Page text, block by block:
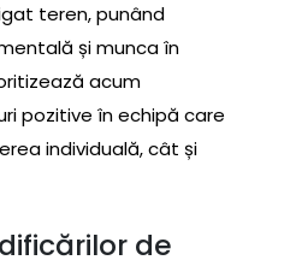
teren, punând
și munca în
acum
pozitive în echipă care
individuală, cât și
de